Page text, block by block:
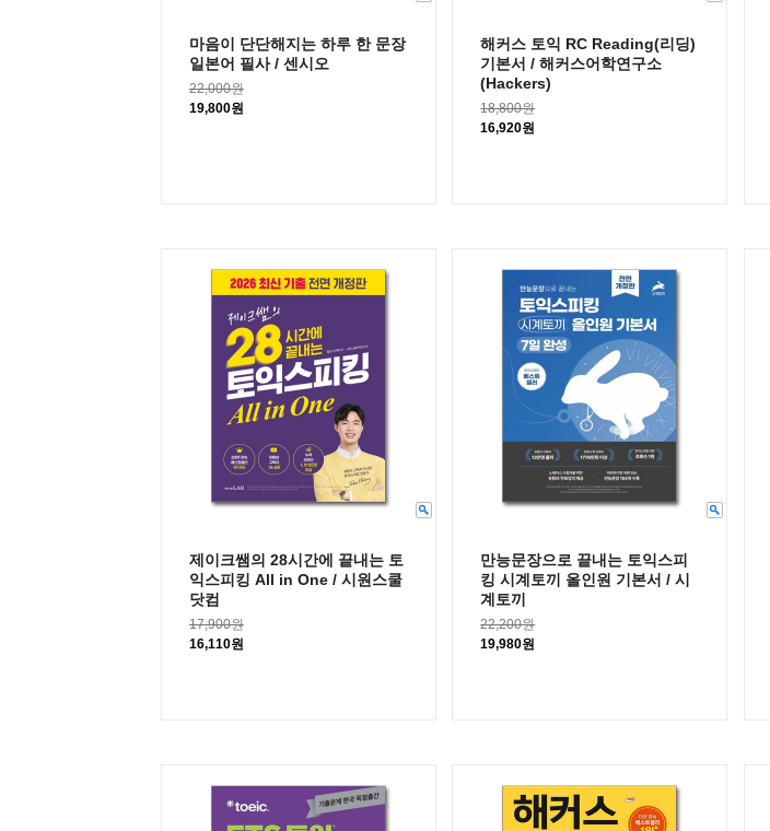
마음이 단단해지는 하루 한 문장
일본어 필사 / 센시오
22,000원
19,800원
해커스 토익 RC Reading(리딩)
기본서 / 해커스어학연구소
(Hackers)
18,800원
16,920원
제이크쌤의 28시간에 끝내는 토
익스피킹 All in One / 시원스쿨
닷컴
17,900원
16,110원
만능문장으로 끝내는 토익스피
킹 시계토끼 올인원 기본서 / 시
계토끼
22,200원
19,980원